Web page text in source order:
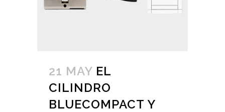
21 MAY EL
CILINDRO
BLUECOMPACT Y